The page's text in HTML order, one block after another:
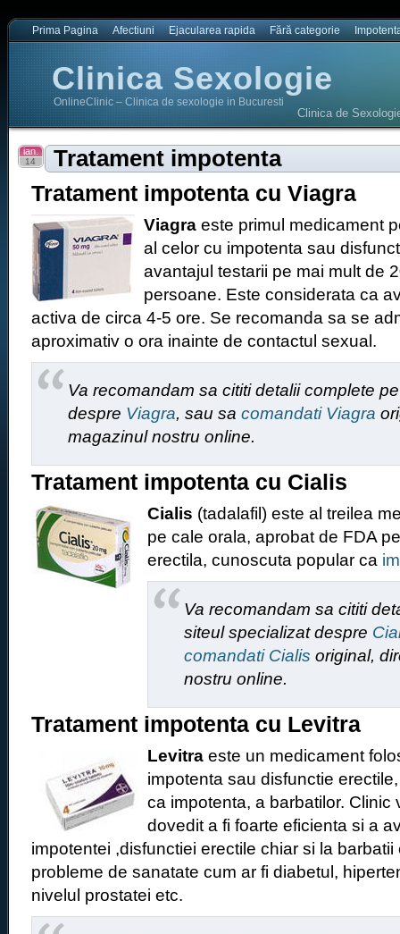
Prima Pagina Afectiuni Ejacularea rapida Fără categorie
Clinica Sexologie
OnlineClinic – Clinica de sexologie in Bucuresti
Clinica de
Tratament impotenta
ian.
14
Tratament impotenta cu Viagra
Viagra este primul medicament
al celor cu impotenta sau
avantajul testarii pe mai mult de
persoane. Este considerata ca
activa de circa 4-5 ore. Se recomanda sa se
aproximativ o ora inainte de contactul sexual.
Va recomandam sa cititi detalii complete
despre Viagra, sau sa comandati Viagra
magazinul nostru online.
Tratament impotenta cu Cialis
Cialis (tadalafil) este al treilea
pe cale orala, aprobat de FDA
erectila, cunoscuta popular ca
Va recomandam sa cititi
siteul specializat despre
comandati Cialis original,
nostru online.
Tratament impotenta cu Levitra
Levitra este un medicament
impotenta sau disfunctie
ca impotenta, a barbatilor. Clinic
dovedit a fi foarte eficienta si a
impotentei ,disfunctiei erectile chiar si la barbatii
probleme de sanatate cum ar fi diabetul,
nivelul prostatei etc.